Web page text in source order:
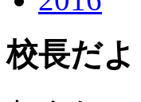
校長だよ